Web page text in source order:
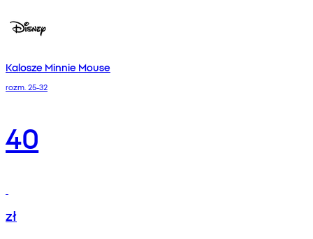
Kalosze Minnie Mouse
rozm. 25-32
40
zł